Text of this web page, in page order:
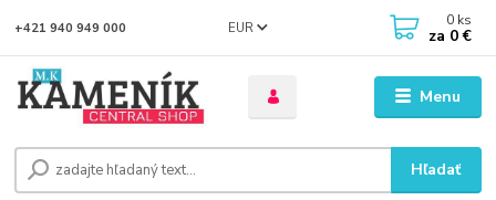
Menu
EUR
Hľadať
+421 940 949 000 0 ks
za 0 €